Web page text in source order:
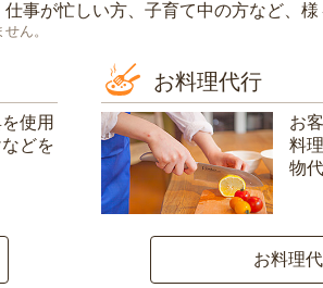
仕事が忙しい方、子育て中の方など、
ん。
使用
どを
お料理代行
お
料
物
お料理